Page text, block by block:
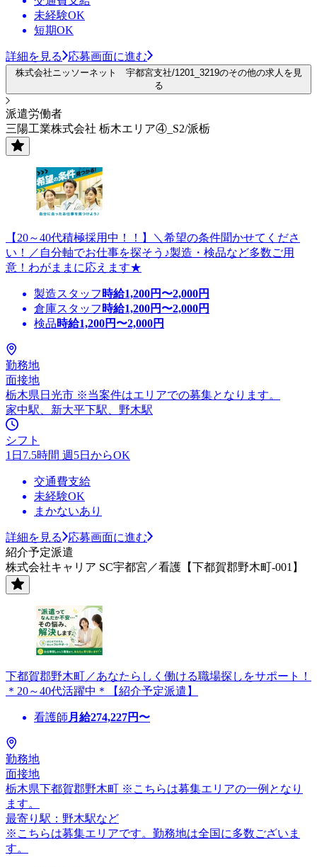
未経験OK
短期OK
詳細を見る 応募画面に進む
株式会社ニッソーネット 宇都宮支社/1201_3219のその他の求人を見
る
派遣労働者
三陽工業株式会社 栃木エリア④_S2/派栃
【20～40代積極採用中！！】＼希望の条件聞かせてくださ
い！／自分軸でお仕事を探そう♪製造・検品など多数ご用
意！わがままに応えます★
製造スタッフ 時給1,200円〜2,000円
倉庫スタッフ 時給1,200円〜2,000円
検品時給1,200円〜2,000円
勤務地
面接地
栃木県日光市 ※当案件はエリアでの募集となります。
家中駅、新大平下駅、野木駅
シフト
1日7.5時間 週5日からOK
交通費支給
未経験OK
まかないあり
詳細を見る
応募画面に進む
紹介予定派遣
株式会社キャリア SC宇都宮／看護【下都賀郡野木町-001】
下都賀郡野木町／あなたらしく働ける職場探しをサポート！
＊20～40代活躍中＊【紹介予定派遣】
看護師 月給274,227円〜
勤務地
面接地
栃木県下都賀郡野木町 ※こちらは募集エリアの一例となり
ます。
最寄り駅：野木駅など
※こちらは募集エリアです。勤務地は全国に多数ございま
す。